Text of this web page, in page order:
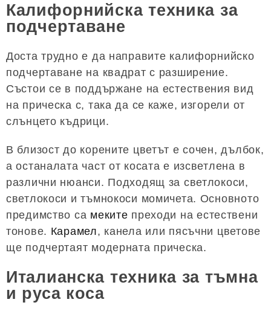
Калифорнийска техника за
подчертаване
Доста трудно е да направите калифорнийско
подчертаване на квадрат с разширение.
Състои се в поддържане на естествения вид
на прическа с, така да се каже, изгорели от
слънцето къдрици.
В близост до корените цветът е сочен, дълбок,
а останалата част от косата е изсветлена в
различни нюанси. Подходящ за светлокоси,
светлокоси и тъмнокоси момичета. Основното
предимство са меките преходи на естествени
тонове. Карамел, канела или пясъчни цветове
ще подчертаят модерната прическа.
Италианска техника за тъмна
и руса коса